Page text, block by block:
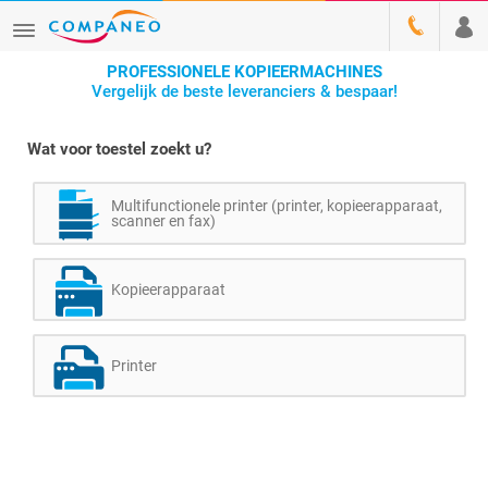
PROFESSIONELE KOPIEERMACHINES
Vergelijk de beste leveranciers & bespaar!
Wat voor toestel zoekt u?
Multifunctionele printer (printer, kopieerapparaat,
scanner en fax)
Kopieerapparaat
Printer